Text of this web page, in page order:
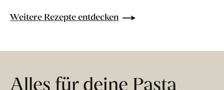
Weitere Rezepte entdecken
Alles für deine Pasta